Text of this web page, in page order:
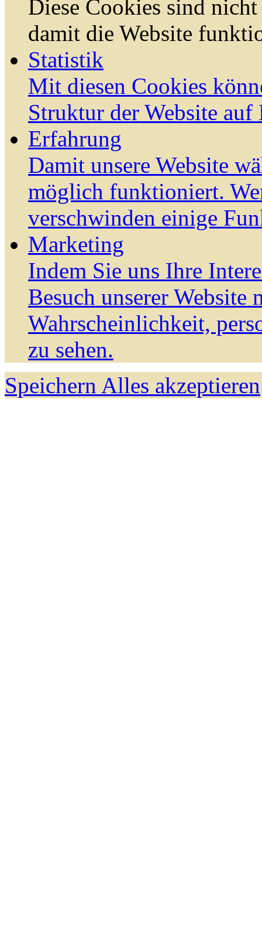
Diese Cookies sind
damit die Website
Statistik
Mit diesen Cookies
Struktur der Website auf
Erfahrung
Damit unsere Website
möglich funktioniert.
verschwinden einige
Marketing
Indem Sie uns Ihre
Besuch unserer Website
Wahrscheinlichkeit,
zu sehen.
Speichern Alles akzeptieren